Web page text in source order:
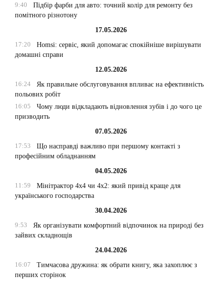
9:40
Підбір фарби для авто: точний колір для ремонту без
помітного різнотону
17.05.2026
17:20
Homsi: сервіс, який допомагає спокійніше вирішувати
домашні справи
12.05.2026
16:24
Як правильне обслуговування впливає на ефективність
польових робіт
16:05
Чому люди відкладають відновлення зубів і до чого це
призводить
07.05.2026
17:53
Що насправді важливо при першому контакті з
професійним обладнанням
04.05.2026
11:59
Мінітрактор 4х4 чи 4х2: який привід краще для
українського господарства
30.04.2026
9:53
Як організувати комфортний відпочинок на природі без
зайвих складнощів
24.04.2026
16:07
Тимчасова дружина: як обрати книгу, яка захоплює з
перших сторінок